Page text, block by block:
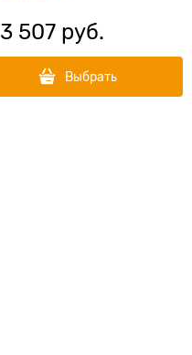
3 507 руб.
Выбрать